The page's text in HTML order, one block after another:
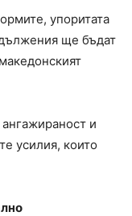
упоритата
ще бъдат
и
усилия, които